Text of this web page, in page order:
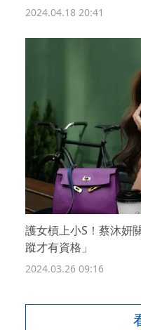
2024.04.18 20:41
護女槓上小S！蔡沐
蹤才有資格」
2024.03.26 09:16